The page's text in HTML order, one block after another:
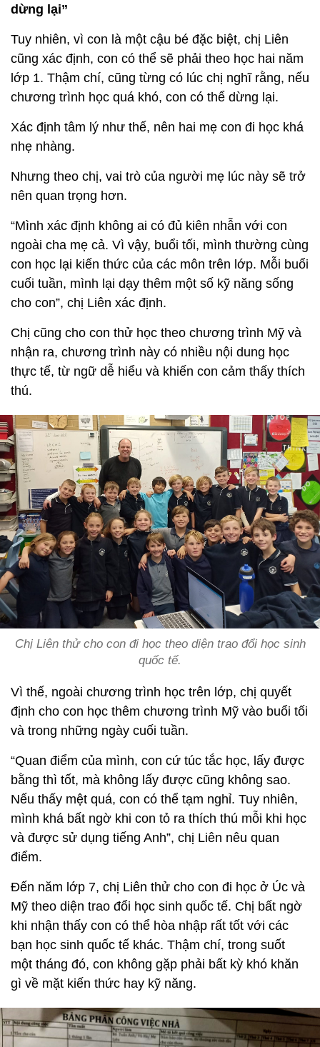
dừng lại”
Tuy nhiên, vì con là một cậu bé đặc biệt, chị Liên
cũng xác định, con có thể sẽ phải theo học hai năm
lớp 1. Thậm chí, cũng từng có lúc chị nghĩ rằng, nếu
chương trình học quá khó, con có thể dừng lại.
Xác định tâm lý như thế, nên hai mẹ con đi học khá
nhẹ nhàng.
Nhưng theo chị, vai trò của người mẹ lúc này sẽ trở
nên quan trọng hơn.
“Mình xác định không ai có đủ kiên nhẫn với con
ngoài cha mẹ cả. Vì vậy, buổi tối, mình thường cùng
con học lại kiến thức của các môn trên lớp. Mỗi buổi
cuối tuần, mình lại dạy thêm một số kỹ năng sống
cho con”, chị Liên xác định.
Chị cũng cho con thử học theo chương trình Mỹ và
nhận ra, chương trình này có nhiều nội dung học
thực tế, từ ngữ dễ hiểu và khiến con cảm thấy thích
thú.
Chị Liên thử cho con đi học theo diện trao đổi học sinh
quốc tế.
Vì thế, ngoài chương trình học trên lớp, chị quyết
định cho con học thêm chương trình Mỹ vào buổi tối
và trong những ngày cuối tuần.
“Quan điểm của mình, con cứ túc tắc học, lấy được
bằng thì tốt, mà không lấy được cũng không sao.
Nếu thấy mệt quá, con có thể tạm nghỉ. Tuy nhiên,
mình khá bất ngờ khi con tỏ ra thích thú mỗi khi học
và được sử dụng tiếng Anh”, chị Liên nêu quan
điểm.
Đến năm lớp 7, chị Liên thử cho con đi học ở Úc và
Mỹ theo diện trao đổi học sinh quốc tế. Chị bất ngờ
khi nhận thấy con có thể hòa nhập rất tốt với các
bạn học sinh quốc tế khác. Thậm chí, trong suốt
một tháng đó, con không gặp phải bất kỳ khó khăn
gì về mặt kiến thức hay kỹ năng.